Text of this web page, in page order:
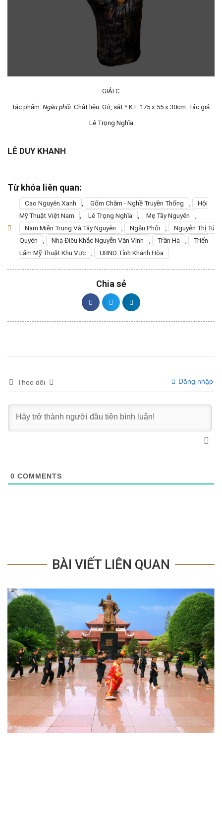
GIẢI C
Tác phẩm: Ngẫu phối. Chất liệu: Gỗ, sắt * KT: 175 x 55 x 30cm. Tác giả:
Lê Trọng Nghĩa
LÊ DUY KHANH
Từ khóa liên quan:
Cao Nguyên Xanh , Gốm Chăm - Nghề Truyền Thống ,
Hội
Mỹ Thuật Việt Nam
, Lê Trọng Nghĩa , Mẹ Tây Nguyên
,
Nam Miền Trung Và Tây Nguyên
, Ngẫu Phối ,
Nguyễn Thị Tú
Quyên
, Nhà Điêu Khắc Nguyễn Văn Vinh , Trần Hà ,
Triển
Lãm Mỹ Thuật Khu Vực
, UBND Tỉnh Khánh Hòa
Chia sẻ
Theo dõi Đăng nhập
0 COMMENTS
BÀI VIẾT LIÊN QUAN